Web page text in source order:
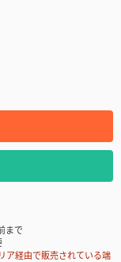
まで
経由で販売されている端